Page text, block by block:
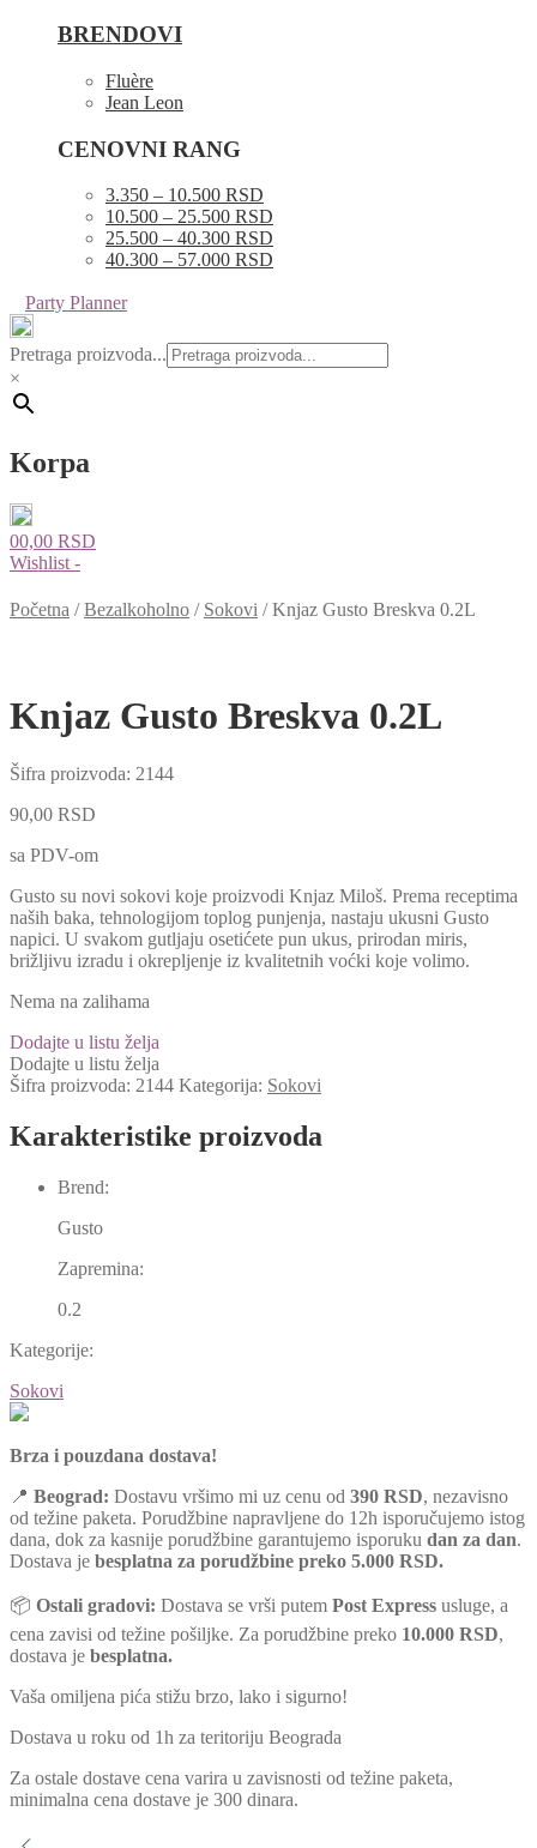
BRENDOVI
Fluère
Jean Leon
CENOVNI RANG
3.350 – 10.500 RSD
10.500 – 25.500 RSD
25.500 – 40.300 RSD
40.300 – 57.000 RSD
Party Planner
Pretraga proizvoda...
×
Korpa
00,00 RSD
Wishlist -
Početna /Bezalkoholno / Sokovi /Knjaz Gusto Breskva 0.2L
Knjaz Gusto Breskva 0.2L
Šifra proizvoda: 2144
90,00 RSD
sa PDV-om
Gusto su novi sokovi koje proizvodi Knjaz Miloš. Prema receptima
naših baka, tehnologijom toplog punjenja, nastaju ukusni Gusto
napici. U svakom gutljaju osetićete pun ukus, prirodan miris,
brižljivu izradu i okrepljenje iz kvalitetnih voćki koje volimo.
Nema na zalihama
Dodajte u listu želja
Dodajte u listu želja
Šifra proizvoda: 2144 Kategorija: Sokovi
Karakteristike proizvoda
Brend:
Gusto
Zapremina:
0.2
Kategorije:
Sokovi
Brza i pouzdana dostava!
📍 Beograd: Dostavu vršimo mi uz cenu od 390 RSD, nezavisno
od težine paketa. Porudžbine napravljene do 12h isporučujemo istog
dana, dok za kasnije porudžbine garantujemo isporuku dan za dan.
Dostava je besplatna za porudžbine preko 5.000 RSD.
📦 Ostali gradovi: Dostava se vrši putem Post Express usluge, a
cena zavisi od težine pošiljke. Za porudžbine preko 10.000 RSD,
dostava je besplatna.
Vaša omiljena pića stižu brzo, lako i sigurno!
Dostava u roku od 1h za teritoriju Beograda
Za ostale dostave cena varira u zavisnosti od težine paketa,
minimalna cena dostave je 300 dinara.